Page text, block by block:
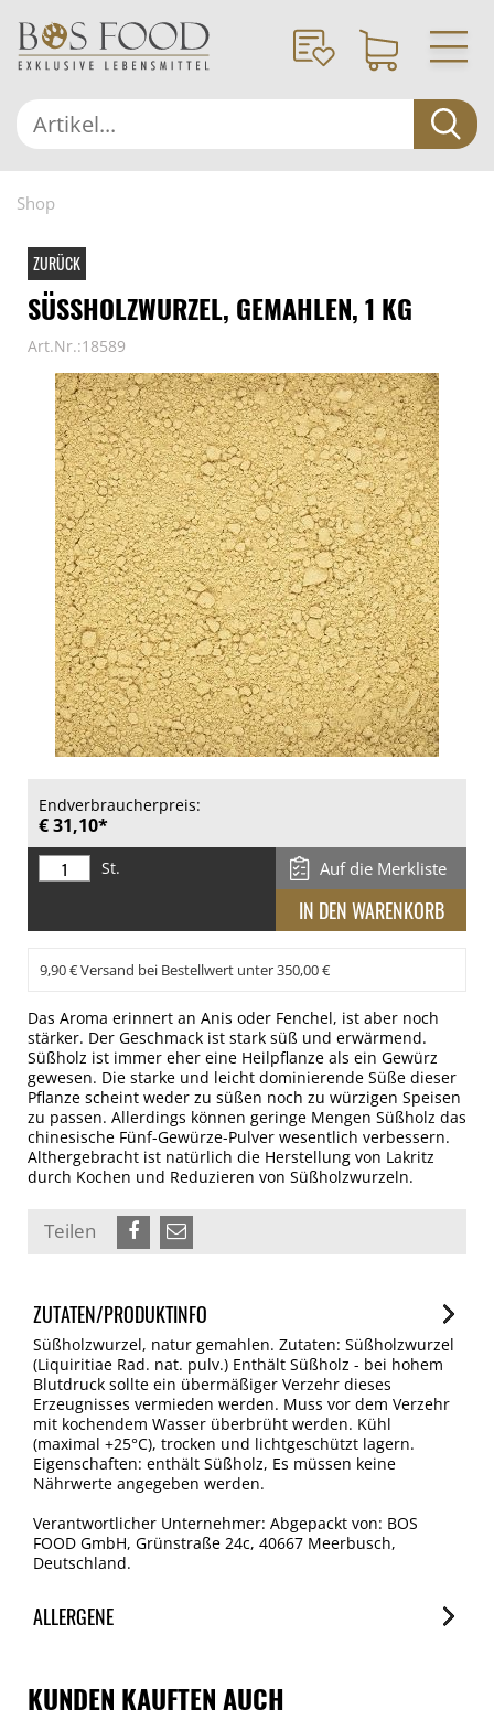
Shop
ZURÜCK
SÜSSHOLZWURZEL, GEMAHLEN, 1 KG
Art.Nr.:18589
Endverbraucherpreis:
€ 31,10*
St. Auf die Merkliste
9,90 € Versand bei Bestellwert unter 350,00 €
Das Aroma erinnert an Anis oder Fenchel, ist aber noch
stärker. Der Geschmack ist stark süß und erwärmend.
Süßholz ist immer eher eine Heilpflanze als ein Gewürz
gewesen. Die starke und leicht dominierende Süße dieser
Pflanze scheint weder zu süßen noch zu würzigen Speisen
zu passen. Allerdings können geringe Mengen Süßholz das
chinesische Fünf-Gewürze-Pulver wesentlich verbessern.
Althergebracht ist natürlich die Herstellung von Lakritz
durch Kochen und Reduzieren von Süßholzwurzeln.
Teilen
ZUTATEN/PRODUKTINFO
Süßholzwurzel, natur gemahlen. Zutaten: Süßholzwurzel
(Liquiritiae Rad. nat. pulv.) Enthält Süßholz - bei hohem
Blutdruck sollte ein übermäßiger Verzehr dieses
Erzeugnisses vermieden werden. Muss vor dem Verzehr
mit kochendem Wasser überbrüht werden. Kühl
(maximal +25°C), trocken und lichtgeschützt lagern.
Eigenschaften: enthält Süßholz, Es müssen keine
Nährwerte angegeben werden.
Verantwortlicher Unternehmer: Abgepackt von: BOS
FOOD GmbH, Grünstraße 24c, 40667 Meerbusch,
Deutschland.
ALLERGENE
Spuren / Enthalten
KUNDEN KAUFTEN AUCH